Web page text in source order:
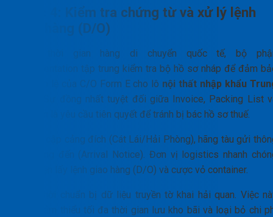
Bước 4: Kiểm tra chứng từ và xử lý lệnh
giao hàng (D/O)
Trong thời gian hàng di chuyển quốc tế, bộ
Documentation tập trung kiểm tra bộ hồ sơ nháp để đảm
tính hợp lệ của C/O Form E cho lô nội thất nhập khẩu
. Sự đồng nhất tuyệt đối giữa Invoice, Packing List
vận đơn là yêu cầu tiên quyết để tránh bị bác hồ sơ thuế.
Khi tàu cập cảng đích (Cát Lái/Hải Phòng), hãng tàu gửi
báo hàng đến (Arrival Notice). Đơn vị logistics nhanh
thực hiện lấy lệnh giao hàng (D/O) và cược vỏ container.
Đồng thời chuẩn bị dữ liệu truyền tờ khai hải quan. Việc
giúp giảm thiểu tối đa thời gian lưu kho bãi và loại bỏ chi